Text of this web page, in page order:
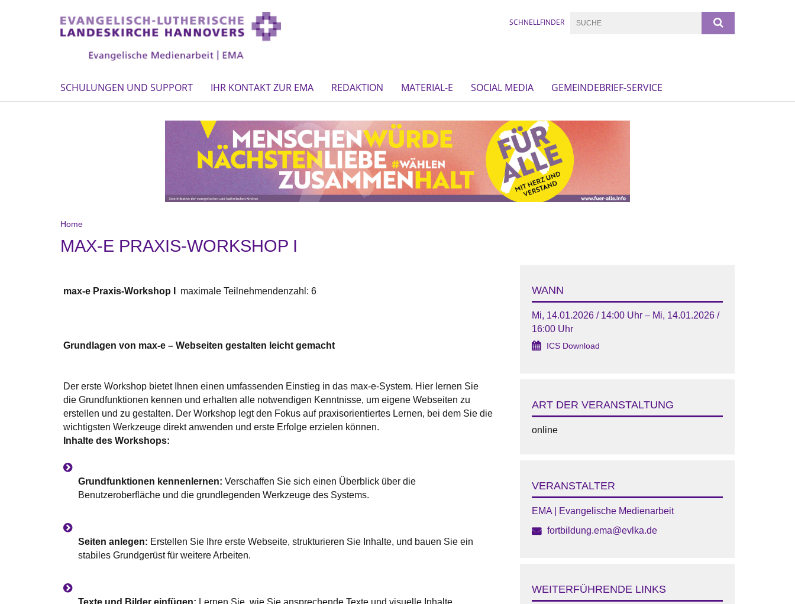
SCHNELLFINDER
SCHULUNGEN UND SUPPORT IHR KONTAKT ZUR EMA REDAKTION MATERIAL-E SOCIAL MEDIA GEMEINDEBRIEF-SERVICE
Home
MAX-E PRAXIS-WORKSHOP I
max-e Praxis-Workshop I maximale Teilnehmendenzahl: 6
Grundlagen von max-e – Webseiten gestalten leicht gemacht
Der erste Workshop bietet Ihnen einen umfassenden Einstieg in das max-e-System. Hier lernen Sie
die Grundfunktionen kennen und erhalten alle notwendigen Kenntnisse, um eigene Webseiten zu
erstellen und zu gestalten. Der Workshop legt den Fokus auf praxisorientiertes Lernen, bei dem Sie die
wichtigsten Werkzeuge direkt anwenden und erste Erfolge erzielen können.
Inhalte des Workshops:
Grundfunktionen kennenlernen: Verschaffen Sie sich einen Überblick über die
Benutzeroberfläche und die grundlegenden Werkzeuge des Systems.
Seiten anlegen: Erstellen Sie Ihre erste Webseite, strukturieren Sie Inhalte, und bauen Sie ein
stabiles Grundgerüst für weitere Arbeiten.
WANN
Mi, 14.01.2026 / 14:00 Uhr – Mi, 14.01.2026 /
16:00 Uhr
ICS Download
ART DER VERANSTALTUNG
online
VERANSTALTER
EMA | Evangelische Medienarbeit
fortbildung.ema@evlka.de
WEITERFÜHRENDE LINKS